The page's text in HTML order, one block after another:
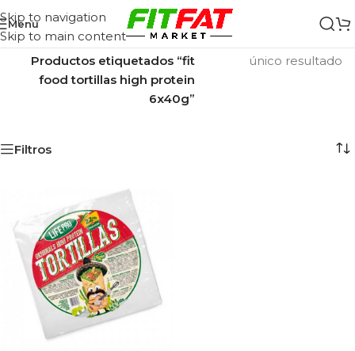
Skip to navigation
Skip to main content
Menu
Inicio/
Productos etiquetados “fit
food tortillas high protein
6x40g”
único resultado
Filtros